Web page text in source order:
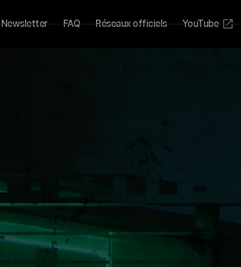
Newsletter FAQ Réseaux officiels YouTube